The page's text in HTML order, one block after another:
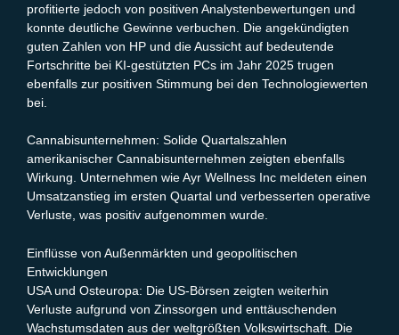
profitierte jedoch von positiven Analystenbewertungen und
konnte deutliche Gewinne verbuchen. Die angekündigten
guten Zahlen von HP und die Aussicht auf bedeutende
Fortschritte bei KI-gestützten PCs im Jahr 2025 trugen
ebenfalls zur positiven Stimmung bei den Technologiewerten
bei.
Cannabisunternehmen: Solide Quartalszahlen
amerikanischer Cannabisunternehmen zeigten ebenfalls
Wirkung. Unternehmen wie Ayr Wellness Inc meldeten einen
Umsatzanstieg im ersten Quartal und verbesserten operative
Verluste, was positiv aufgenommen wurde.
Einflüsse von Außenmärkten und geopolitischen
Entwicklungen
USA und Osteuropa: Die US-Börsen zeigten weiterhin
Verluste aufgrund von Zinssorgen und enttäuschenden
Wachstumsdaten aus der weltgrößten Volkswirtschaft. Die